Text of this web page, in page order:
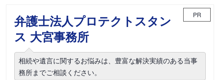
弁護士法人プロテクトスタン
ス 大宮事務所
PR
相続や遺言に関するお悩みは、豊富な解決実績のある当事
務所までご相談ください。